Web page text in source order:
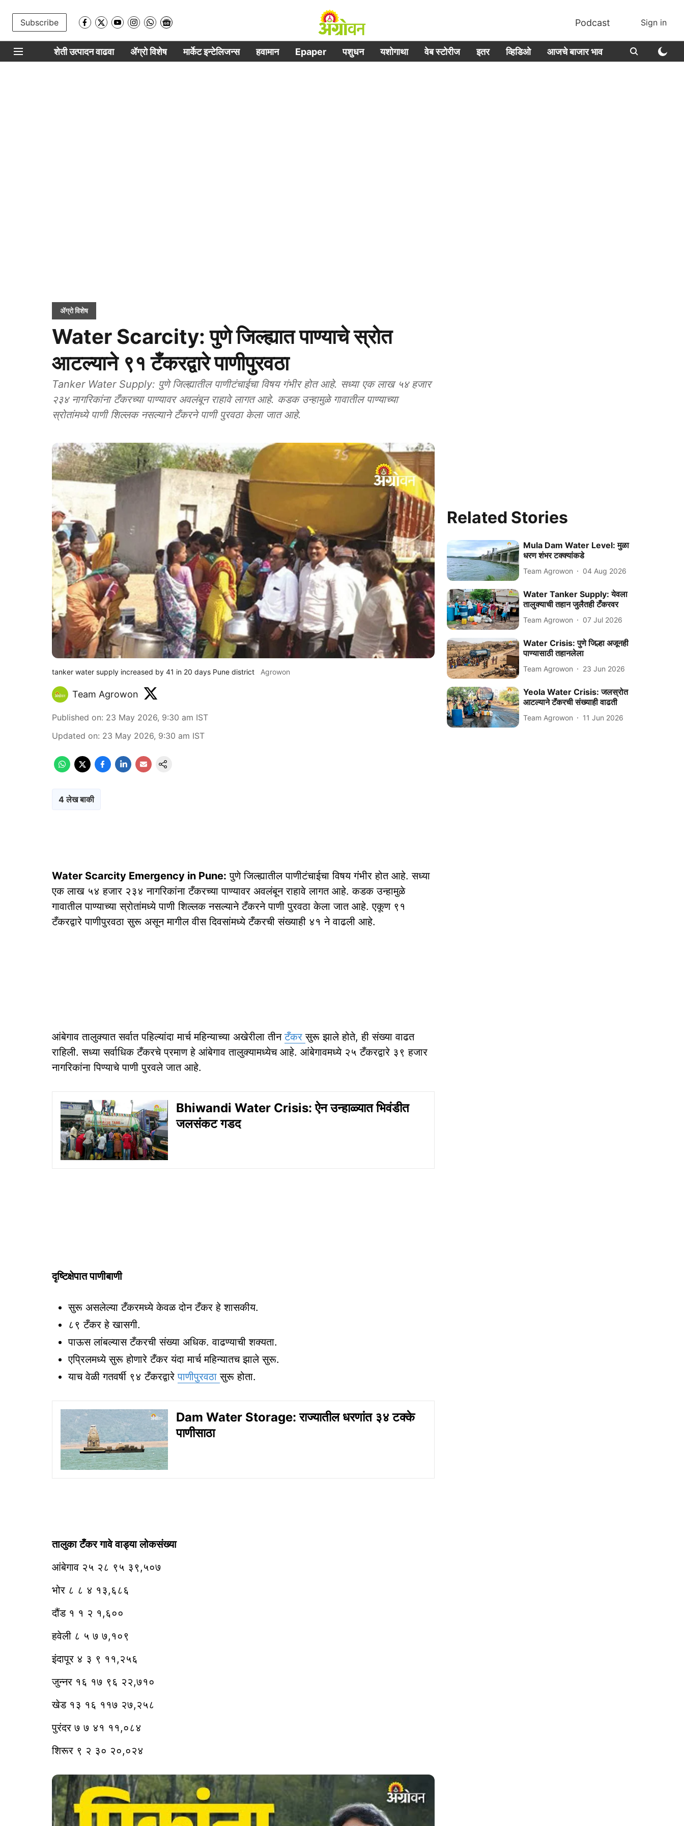
Subscribe Podcast Sign in
शेती उत्पादन वाढवा ॲग्रो विशेष मार्केट इन्टेलिजन्स हवामान Epaper पशुधन यशोगाथा वेब स्टोरीज इतर व्हिडिओ आजचे बाजार भाव
ॲग्रो विशेष
Water Scarcity: पुणे जिल्ह्यात पाण्याचे स्रोत
आटल्याने ९१ टँकरद्वारे पाणीपुरवठा
Tanker Water Supply: पुणे जिल्ह्यातील पाणीटंचाईचा विषय गंभीर होत आहे. सध्या एक लाख ५४ हजार
२३४ नागरिकांना टँकरच्या पाण्यावर अवलंबून राहावे लागत आहे. कडक उन्हामुळे गावातील पाण्याच्या
स्रोतांमध्ये पाणी शिल्लक नसल्याने टँकरने पाणी पुरवठा केला जात आहे.
tanker water supply increased by 41 in 20 days Pune district Agrowon
Team Agrowon
Published on: 23 May 2026, 9:30 am IST
Updated on: 23 May 2026, 9:30 am IST
4 लेख बाकी
Water Scarcity Emergency in Pune: पुणे जिल्ह्यातील पाणीटंचाईचा विषय गंभीर होत आहे. सध्या
एक लाख ५४ हजार २३४ नागरिकांना टँकरच्या पाण्यावर अवलंबून राहावे लागत आहे. कडक उन्हामुळे
गावातील पाण्याच्या स्रोतांमध्ये पाणी शिल्लक नसल्याने टँकरने पाणी पुरवठा केला जात आहे. एकूण ९१
टँकरद्वारे पाणीपुरवठा सुरू असून मागील वीस दिवसांमध्ये टँकरची संख्याही ४१ ने वाढली आहे.
आंबेगाव तालुक्यात सर्वात पहिल्यांदा मार्च महिन्याच्या अखेरीला तीनटँकरसुरू झाले होते, ही संख्या वाढत
राहिली. सध्या सर्वाधिक टँकरचे प्रमाण हे आंबेगाव तालुक्यामध्येच आहे. आंबेगावमध्ये २५ टँकरद्वारे ३९ हजार
नागरिकांना पिण्याचे पाणी पुरवले जात आहे.
Bhiwandi Water Crisis: ऐन उन्हाळ्यात भिवंडीत
जलसंकट गडद
दृष्टिक्षेपात पाणीबाणी
सुरू असलेल्या टँकरमध्ये केवळ दोन टँकर हे शासकीय.
८९ टँकर हे खासगी.
पाऊस लांबल्यास टँकरची संख्या अधिक. वाढण्याची शक्यता.
एप्रिलमध्ये सुरू होणारे टँकर यंदा मार्च महिन्यातच झाले सुरू.
याच वेळी गतवर्षी ९४ टँकरद्वारेपाणीपुरवठासुरू होता.
Dam Water Storage: राज्यातील धरणांत ३४ टक्के
पाणीसाठा
तालुका टँकर गावे वाड्या लोकसंख्या
आंबेगाव २५ २८ ९५ ३९,५०७
भोर ८ ८ ४ १३,६८६
दौंड १ १ २ १,६००
हवेली ८ ५ ७ ७,१०९
इंदापूर ४ ३ ९ ११,२५६
जुन्नर १६ १७ ९६ २२,७१०
खेड १३ १६ ११७ २७,२५८
पुरंदर ७ ७ ४१ ११,०८४
शिरूर ९ २ ३० २०,०२४
Related Stories
Mula Dam Water Level: मुळा
धरण शंभर टक्क्यांकडे
Team Agrowon 04 Aug 2026
Water Tanker Supply: येवला
तालुक्याची तहान जुलैतही टँकरवर
Team Agrowon 07 Jul 2026
Water Crisis: पुणे जिल्हा अजूनही
पाण्यासाठी तहानलेला
Team Agrowon 23 Jun 2026
Yeola Water Crisis: जलस्रोत
आटल्याने टॅंकरची संख्याही वाढती
Team Agrowon 11 Jun 2026